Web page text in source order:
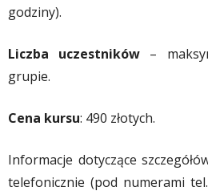
godziny).
Liczba uczestników –
grupie.
Cena kursu: 490 złotych.
Informacje dotyczące
telefonicznie (pod numerami tel.